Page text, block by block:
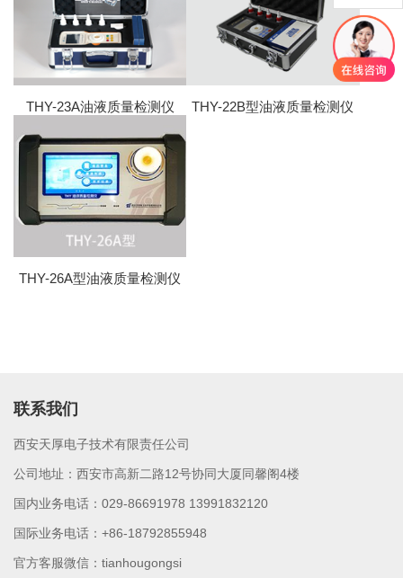
THY-23A油液质量检测仪 THY-22B型油液质量检测仪
THY-26A型油液质量检测仪
联系我们
西安天厚电子技术有限责任公司
公司地址：西安市高新二路12号协同大厦同馨阁4楼
国内业务电话：029-86691978 13991832120
国际业务电话：+86-18792855948
官方客服微信：tianhougongsi